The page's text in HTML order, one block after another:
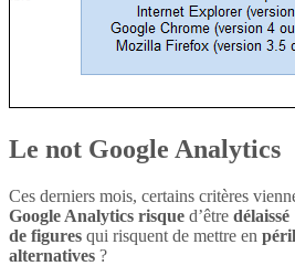
Le not Google Analytics
Ces derniers mois, certains critères
Google Analytics risque d’être délaissé
de figures qui risquent de mettre en péril
alternatives ?